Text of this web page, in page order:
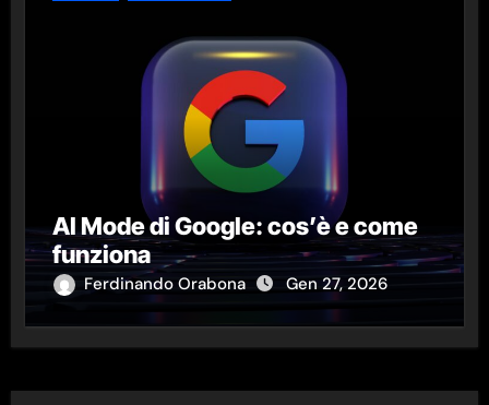
AI Mode di Google: cos’è e come
funziona
Ferdinando Orabona Gen 27, 2026